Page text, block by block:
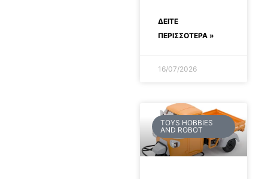
ΔΕΊΤΕ
ΠΕΡΙΣΣΟΤΕΡΑ »
16/07/2026
TOYS HOBBIES
AND ROBOT